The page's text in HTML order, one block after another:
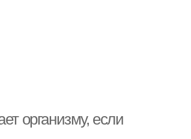
организму, если